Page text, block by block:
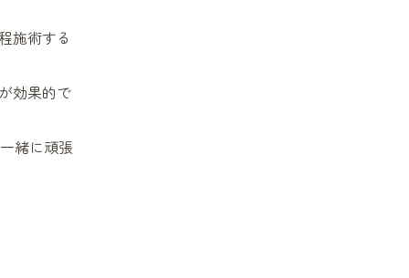
施術する
効果的で
緒に頑張